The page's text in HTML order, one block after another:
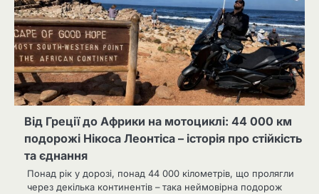
Від Греції до Африки на мотоциклі: 44 000 км
подорожі Нікоса Леонтіса – історія про стійкість
та єднання
Понад рік у дорозі, понад 44 000 кілометрів, що пролягли
через декілька континентів – така неймовірна подорож